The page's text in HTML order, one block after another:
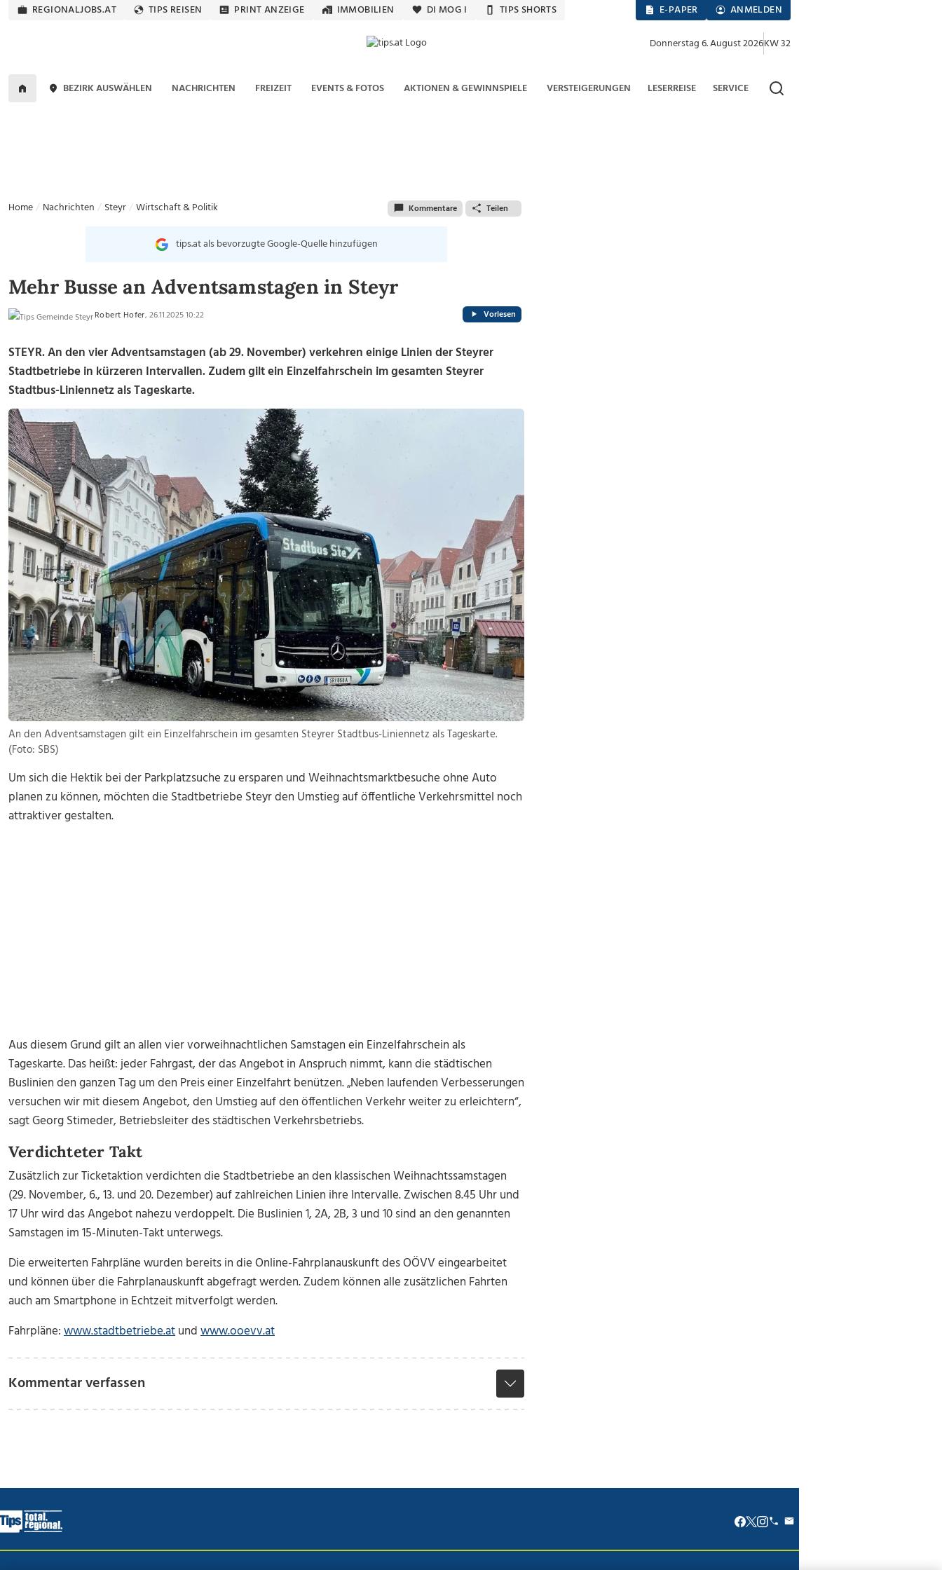
REGIONALJOBS.AT TIPS REISEN PRINT ANZEIGE IMMOBILIEN DI MOG I TIPS SHORTS E-PAPER ANMELDEN
Donnerstag 6. August 2026KW 32
BEZIRK AUSWÄHLEN NACHRICHTEN FREIZEIT EVENTS & FOTOS AKTIONEN & GEWINNSPIELE VERSTEIGERUNGEN LESERREISE SERVICE
Home Nachrichten Steyr Wirtschaft & Politik Kommentare Teilen
tips.at als bevorzugte Google-Quelle hinzufügen
Mehr Busse an Adventsamstagen in Steyr
Robert Hofer, 26.11.2025 10:22 Vorlesen
STEYR. An den vier Adventsamstagen (ab 29. November) verkehren einige Linien der Steyrer
Stadtbetriebe in kürzeren Intervallen. Zudem gilt ein Einzelfahrschein im gesamten Steyrer
Stadtbus-Liniennetz als Tageskarte.
An den Adventsamstagen gilt ein Einzelfahrschein im gesamten Steyrer Stadtbus-Liniennetz als Tageskarte.
(Foto: SBS)
Um sich die Hektik bei der Parkplatzsuche zu ersparen und Weihnachtsmarktbesuche ohne Auto
planen zu können, möchten die Stadtbetriebe Steyr den Umstieg auf öffentliche Verkehrsmittel noch
attraktiver gestalten.
Aus diesem Grund gilt an allen vier vorweihnachtlichen Samstagen ein Einzelfahrschein als
Tageskarte. Das heißt: jeder Fahrgast, der das Angebot in Anspruch nimmt, kann die städtischen
Buslinien den ganzen Tag um den Preis einer Einzelfahrt benützen. „Neben laufenden Verbesserungen
versuchen wir mit diesem Angebot, den Umstieg auf den öffentlichen Verkehr weiter zu erleichtern“,
sagt Georg Stimeder, Betriebsleiter des städtischen Verkehrsbetriebs.
Verdichteter Takt
Zusätzlich zur Ticketaktion verdichten die Stadtbetriebe an den klassischen Weihnachtssamstagen
(29. November, 6., 13. und 20. Dezember) auf zahlreichen Linien ihre Intervalle. Zwischen 8.45 Uhr und
17 Uhr wird das Angebot nahezu verdoppelt. Die Buslinien 1, 2A, 2B, 3 und 10 sind an den genannten
Samstagen im 15-Minuten-Takt unterwegs.
Die erweiterten Fahrpläne wurden bereits in die Online-Fahrplanauskunft des OÖVV eingearbeitet
und können über die Fahrplanauskunft abgefragt werden. Zudem können alle zusätzlichen Fahrten
auch am Smartphone in Echtzeit mitverfolgt werden.
Fahrpläne:www.stadtbetriebe.atundwww.ooevv.at
Kommentar verfassen